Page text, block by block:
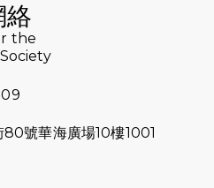
118公里分享暨香港傷健共
年晚宴】
隊恆常練習 - 7月9日（19:00
絡
the
號華海廣場10樓1001